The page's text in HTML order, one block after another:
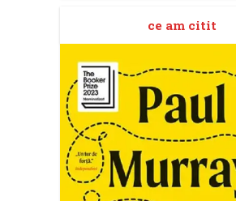
ce am citit